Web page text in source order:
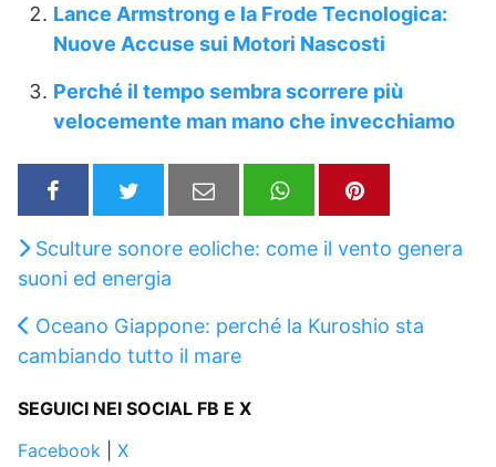
Lance Armstrong e la Frode Tecnologica:
Nuove Accuse sui Motori Nascosti
Perché il tempo sembra scorrere più
velocemente man mano che invecchiamo
Sculture sonore eoliche: come il vento genera
suoni ed energia
Oceano Giappone: perché la Kuroshio sta
cambiando tutto il mare
SEGUICI NEI SOCIAL FB E X
Facebook
X